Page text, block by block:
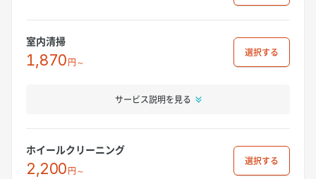
室内清掃
1,870円～
選択
サービス説明を見る
ホイールクリーニング
2,200円～
選択